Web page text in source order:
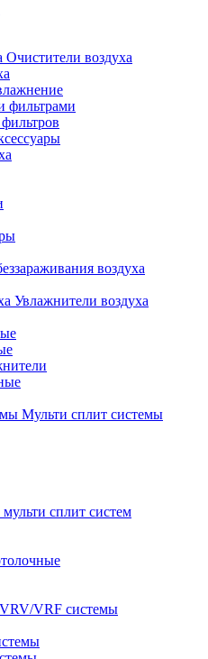
Очистители воздуха
фильтрами
воздуха
Увлажнители воздуха
Мульти сплит системы
сплит систем
VRV/VRF системы